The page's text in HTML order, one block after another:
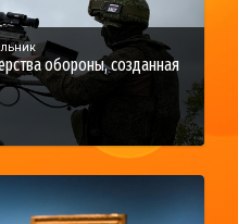
обороны, созданная